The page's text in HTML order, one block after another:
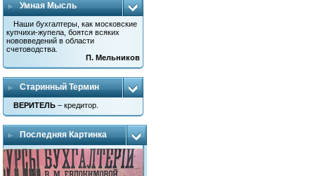
Умная Мысль
Наши бухгалтеры, как московские
купчихи-жупела, боятся всяких
нововведений в области
счетоводства.
П. Мельников
Старинный Термин
ВЕРИТЕЛЬ – кредитор.
Последняя Картинка